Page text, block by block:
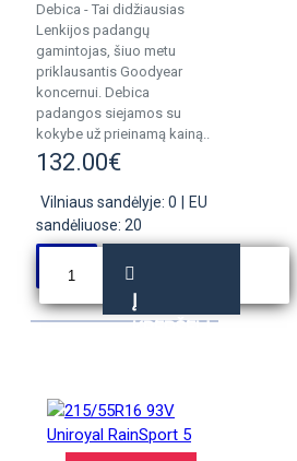
Debica - Tai didžiausias
Lenkijos padangų
gamintojas, šiuo metu
priklausantis Goodyear
koncernui. Debica
padangos siejamos su
kokybe už prieinamą kainą..
132.00€
Vilniaus sandėlyje: 0
EU
sandėliuose: 20
Į
KREPŠELĮ